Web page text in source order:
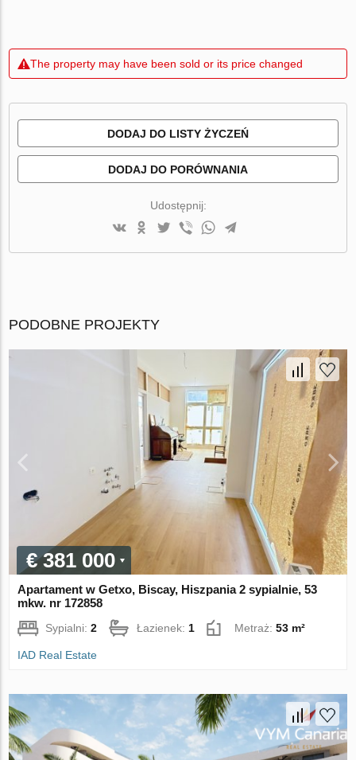
The property may have been sold or its price changed
DODAJ DO LISTY ŻYCZEŃ
DODAJ DO PORÓWNANIA
Udostępnij:
PODOBNE PROJEKTY
€ 381 000
Apartament w Getxo, Biscay, Hiszpania 2 sypialnie, 53
mkw. nr 172858
Sypialni:2 Łazienek:1 Metraż:53 m²
IAD Real Estate